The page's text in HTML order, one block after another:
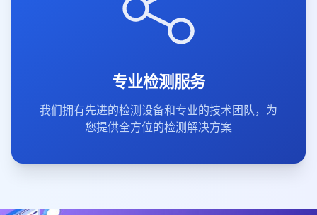
专业检测服务
我们拥有先进的检测设备和专业的技术团队，为
您提供全方位的检测解决方案